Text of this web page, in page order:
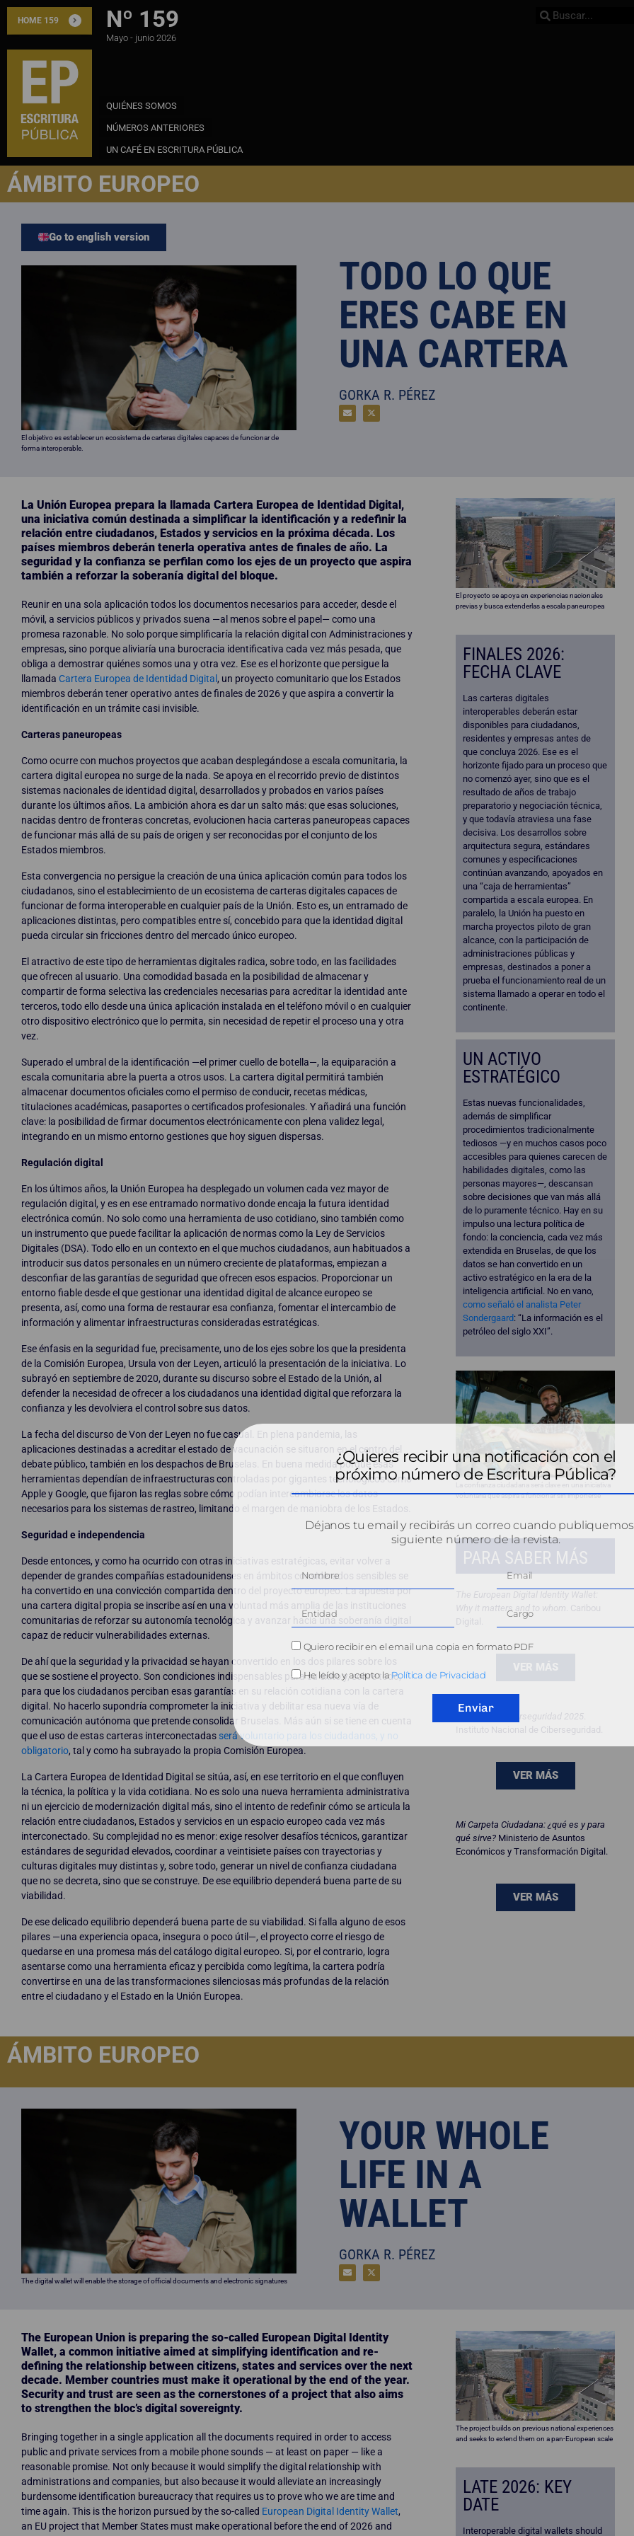
HOME 159 Nº 159
Mayo - junio 2026
QUIÉNES SOMOS
NÚMEROS ANTERIORES
UN CAFÉ EN ESCRITURA PÚBLICA
ÁMBITO EUROPEO
Go to english version
El objetivo es establecer un ecosistema de carteras digitales capaces de funcionar de
forma interoperable.
TODO LO QUE
ERES CABE EN
UNA CARTERA
GORKA R. PÉREZ
La Unión Europea prepara la llamada Cartera Europea de Identidad Digital,
una iniciativa común destinada a simplificar la identificación y a redefinir la
relación entre ciudadanos, Estados y servicios en la próxima década. Los
países miembros deberán tenerla operativa antes de finales de año. La
seguridad y la confianza se perfilan como los ejes de un proyecto que aspira
también a reforzar la soberanía digital del bloque.
Reunir en una sola aplicación todos los documentos necesarios para acceder, desde el
móvil, a servicios públicos y privados suena —al menos sobre el papel— como una
promesa razonable. No solo porque simplificaría la relación digital con Administraciones y
empresas, sino porque aliviaría una burocracia identificativa cada vez más pesada, que
obliga a demostrar quiénes somos una y otra vez. Ese es el horizonte que persigue la
llamada Cartera Europea de Identidad Digital , un proyecto comunitario que los Estados
miembros deberán tener operativo antes de finales de 2026 y que aspira a convertir la
identificación en un trámite casi invisible.
Carteras paneuropeas
Como ocurre con muchos proyectos que acaban desplegándose a escala comunitaria, la
cartera digital europea no surge de la nada. Se apoya en el recorrido previo de distintos
sistemas nacionales de identidad digital, desarrollados y probados en varios países
durante los últimos años. La ambición ahora es dar un salto más: que esas soluciones,
nacidas dentro de fronteras concretas, evolucionen hacia carteras paneuropeas capaces
de funcionar más allá de su país de origen y ser reconocidas por el conjunto de los
Estados miembros.
Esta convergencia no persigue la creación de una única aplicación común para todos los
ciudadanos, sino el establecimiento de un ecosistema de carteras digitales capaces de
funcionar de forma interoperable en cualquier país de la Unión. Esto es, un entramado de
aplicaciones distintas, pero compatibles entre sí, concebido para que la identidad digital
pueda circular sin fricciones dentro del mercado único europeo.
El atractivo de este tipo de herramientas digitales radica, sobre todo, en las facilidades
que ofrecen al usuario. Una comodidad basada en la posibilidad de almacenar y
compartir de forma selectiva las credenciales necesarias para acreditar la identidad ante
terceros, todo ello desde una única aplicación instalada en el teléfono móvil o en cualquier
otro dispositivo electrónico que lo permita, sin necesidad de repetir el proceso una y otra
vez.
Superado el umbral de la identificación —el primer cuello de botella—, la equiparación a
escala comunitaria abre la puerta a otros usos. La cartera digital permitirá también
almacenar documentos oficiales como el permiso de conducir, recetas médicas,
titulaciones académicas, pasaportes o certificados profesionales. Y añadirá una función
clave: la posibilidad de firmar documentos electrónicamente con plena validez legal,
integrando en un mismo entorno gestiones que hoy siguen dispersas.
Regulación digital
En los últimos años, la Unión Europea ha desplegado un volumen cada vez mayor de
regulación digital, y es en ese entramado normativo donde encaja la futura identidad
electrónica común. No solo como una herramienta de uso cotidiano, sino también como
un instrumento que puede facilitar la aplicación de normas como la Ley de Servicios
Digitales (DSA). Todo ello en un contexto en el que muchos ciudadanos, aun habituados a
introducir sus datos personales en un número creciente de plataformas, empiezan a
desconfiar de las garantías de seguridad que ofrecen esos espacios. Proporcionar un
entorno fiable desde el que gestionar una identidad digital de alcance europeo se
presenta, así, como una forma de restaurar esa confianza, fomentar el intercambio de
información y alimentar infraestructuras consideradas estratégicas.
Ese énfasis en la seguridad fue, precisamente, uno de los ejes sobre los que la presidenta
de la Comisión Europea, Ursula von der Leyen, articuló la presentación de la iniciativa. Lo
subrayó en septiembre de 2020, durante su discurso sobre el Estado de la Unión, al
defender la necesidad de ofrecer a los ciudadanos una identidad digital que reforzara la
confianza y les devolviera el control sobre sus datos.
La fecha del discurso de Von der Leyen no fue casual. En plena pandemia, las
aplicaciones destinadas a acreditar el estado de vacunación se situaron en el centro del
debate público, también en los despachos de Bruselas. En buena medida porque esas
herramientas dependían de infraestructuras controladas por gigantes tecnológicos como
Apple y Google, que fijaron las reglas sobre cómo podían intercambiarse los datos
necesarios para los sistemas de rastreo, limitando el margen de maniobra de los Estados.
Seguridad e independencia
Desde entonces, y como ha ocurrido con otras iniciativas estratégicas, evitar volver a
depender de grandes compañías estadounidenses en ámbitos considerados sensibles se
ha convertido en una convicción compartida dentro del proyecto europeo. La apuesta por
una cartera digital propia se inscribe así en una voluntad más amplia de las instituciones
comunitarias de reforzar su autonomía tecnológica y avanzar hacia una soberanía digital
capaz de reducir vulnerabilidades externas.
De ahí que la seguridad y la privacidad se hayan convertido en los dos pilares sobre los
que se sostiene el proyecto. Son condiciones indispensables para su éxito y, sobre todo,
para que los ciudadanos perciban esas garantías en su relación cotidiana con la cartera
digital. No hacerlo supondría comprometer la iniciativa y debilitar esa nueva vía de
comunicación autónoma que pretende consolidar Bruselas. Más aún si se tiene en cuenta
que el uso de estas carteras interconectadas será voluntario para los ciudadanos, y no
obligatorio, tal y como ha subrayado la propia Comisión Europea.
La Cartera Europea de Identidad Digital se sitúa, así, en ese territorio en el que confluyen
la técnica, la política y la vida cotidiana. No es solo una nueva herramienta administrativa
ni un ejercicio de modernización digital más, sino el intento de redefinir cómo se articula la
relación entre ciudadanos, Estados y servicios en un espacio europeo cada vez más
interconectado. Su complejidad no es menor: exige resolver desafíos técnicos, garantizar
estándares de seguridad elevados, coordinar a veintisiete países con trayectorias y
culturas digitales muy distintas y, sobre todo, generar un nivel de confianza ciudadana
que no se decreta, sino que se construye. De ese equilibrio dependerá buena parte de su
viabilidad.
De ese delicado equilibrio dependerá buena parte de su viabilidad. Si falla alguno de esos
pilares —una experiencia opaca, insegura o poco útil—, el proyecto corre el riesgo de
quedarse en una promesa más del catálogo digital europeo. Si, por el contrario, logra
asentarse como una herramienta eficaz y percibida como legítima, la cartera podría
convertirse en una de las transformaciones silenciosas más profundas de la relación
entre el ciudadano y el Estado en la Unión Europea.
El proyecto se apoya en experiencias nacionales
previas y busca extenderlas a escala paneuropea
FINALES 2026:
FECHA CLAVE
Las carteras digitales
interoperables deberán estar
disponibles para ciudadanos,
residentes y empresas antes de
que concluya 2026. Ese es el
horizonte fijado para un proceso que
no comenzó ayer, sino que es el
resultado de años de trabajo
preparatorio y negociación técnica,
y que todavía atraviesa una fase
decisiva. Los desarrollos sobre
arquitectura segura, estándares
comunes y especificaciones
continúan avanzando, apoyados en
una “caja de herramientas”
compartida a escala europea. En
paralelo, la Unión ha puesto en
marcha proyectos piloto de gran
alcance, con la participación de
administraciones públicas y
empresas, destinados a poner a
prueba el funcionamiento real de un
sistema llamado a operar en todo el
continente.
UN ACTIVO
ESTRATÉGICO
Estas nuevas funcionalidades,
además de simplificar
procedimientos tradicionalmente
tediosos —y en muchos casos poco
accesibles para quienes carecen de
habilidades digitales, como las
personas mayores—, descansan
sobre decisiones que van más allá
de lo puramente técnico. Hay en su
impulso una lectura política de
fondo: la conciencia, cada vez más
extendida en Bruselas, de que los
datos se han convertido en un
activo estratégico en la era de la
inteligencia artificial. No en vano,
como señaló el analista Peter
Sondergaard: “La información es el
petróleo del siglo XXI”.
La confianza ciudadana será clave en una iniciativa
voluntaria que aspira a funcionar sin imponerse
PARA SABER MÁS
The European Digital Identity Wallet:
Why it matters and to whom . Caribou
Digital.
VER MÁS
Balance de ciberseguridad 2025.
Instituto Nacional de Ciberseguridad.
VER MÁS
Mi Carpeta Ciudadana: ¿qué es y para
qué sirve?Ministerio de Asuntos
Económicos y Transformación Digital.
VER MÁS
ÁMBITO EUROPEO
The digital wallet will enable the storage of official documents and electronic signatures
YOUR WHOLE
LIFE IN A
WALLET
GORKA R. PÉREZ
The European Union is preparing the so-called European Digital Identity
Wallet, a common initiative aimed at simplifying identification and re-
defining the relationship between citizens, states and services over the next
decade. Member countries must make it operational by the end of the year.
Security and trust are seen as the cornerstones of a project that also aims
to strengthen the bloc’s digital sovereignty.
Bringing together in a single application all the documents required in order to access
public and private services from a mobile phone sounds — at least on paper — like a
reasonable promise. Not only because it would simplify the digital relationship with
administrations and companies, but also because it would alleviate an increasingly
burdensome identification bureaucracy that requires us to prove who we are time and
time again. This is the horizon pursued by the so-called European Digital Identity Wallet,
an EU project that Member States must make operational before the end of 2026 and
The project builds on previous national experiences
and seeks to extend them on a pan-European scale
LATE 2026: KEY
DATE
Interoperable digital wallets should
¿Quieres recibir una notificación con el
próximo número de Escritura Pública?
Déjanos tu email y recibirás un correo cuando
siguiente número de la revista.
Quiero recibir en el email una copia en formato PDF
He leído y acepto laPolítica de Privacidad
Enviar